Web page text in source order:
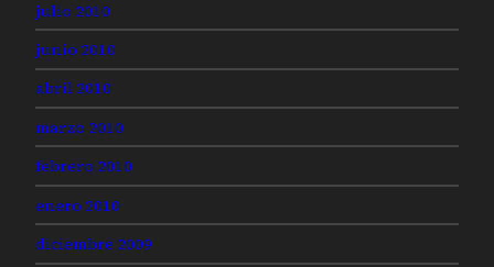
julio 2010
junio 2010
abril 2010
marzo 2010
febrero 2010
enero 2010
diciembre 2009